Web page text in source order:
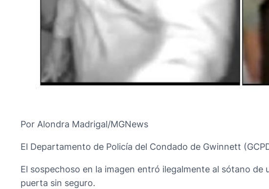
Por Alondra Madrigal/MGNews
El Departamento de Policía del Condado de Gwinnett
El sospechoso en la imagen entró ilegalmente al sótano
puerta sin seguro.